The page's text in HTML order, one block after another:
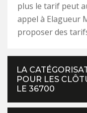
plus le tarif peut
appel à Elagueur
proposer des
LA
POUR LES
LE 36700